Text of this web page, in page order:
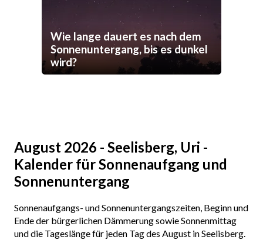
Wie lange dauert es nach dem
Sonnenuntergang, bis es dunkel
wird?
August 2026 - Seelisberg, Uri -
Kalender für Sonnenaufgang und
Sonnenuntergang
Sonnenaufgangs- und Sonnenuntergangszeiten, Beginn und
Ende der bürgerlichen Dämmerung sowie Sonnenmittag
und die Tageslänge für jeden Tag des August in Seelisberg.